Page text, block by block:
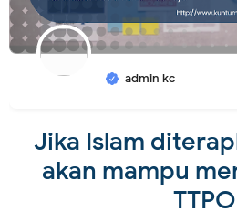
admin kc
Jika Islam
akan mampu
TTPO